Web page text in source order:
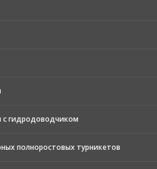
с гидродоводчиком
полноростовых турникетов